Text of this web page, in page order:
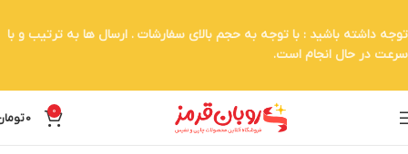
0
0
توجه داشته باشید : با توجه به حجم بالای سفارشات . ارسال ها به ترتیب و با
سرعت در حال انجام است.